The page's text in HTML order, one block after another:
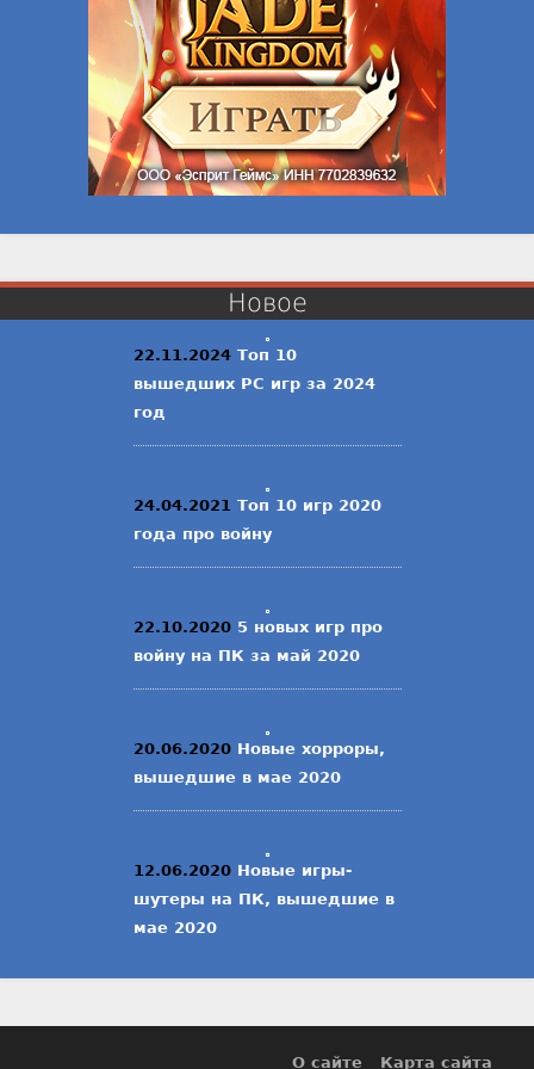
Новое
22.11.2024 Топ 10
вышедших PC игр за 2024
год
24.04.2021 Топ 10 игр 2020
года про войну
22.10.2020 5 новых игр про
войну на ПК за май 2020
20.06.2020 Новые хорроры,
вышедшие в мае 2020
12.06.2020 Новые игры-
шутеры на ПК, вышедшие в
мае 2020
О сайте Карта сайта